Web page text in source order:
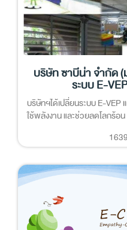
บริษัท ซาบีน่า จำกัด
ระบบ E-
บริษัทฯได้เปลี่ยนระบบ E-
ใช้พลังงาน และช่วยลดโลกร้อน